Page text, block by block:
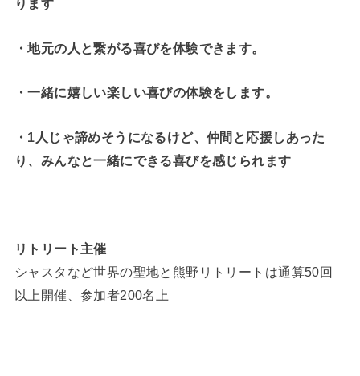
ります
・地元の人と繋がる喜びを体験できます。
・一緒に嬉しい楽しい喜びの体験をします。
・1人じゃ諦めそうになるけど、仲間と応援しあった
り、みんなと一緒にできる喜びを感じられます
リトリート主催
シャスタなど世界の聖地と熊野リトリートは通算50回
以上開催、参加者200名上